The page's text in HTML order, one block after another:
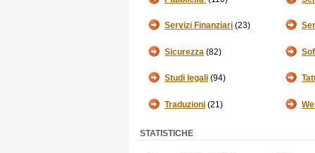
Servizi Finanziari (23)
Sicurezza (82)
Studi legali (94)
Traduzioni (21)
STATISTICHE